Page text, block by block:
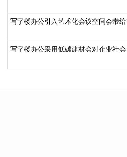
写字楼办公引入艺术化会议空间会带
写字楼办公采用低碳建材会对企业社